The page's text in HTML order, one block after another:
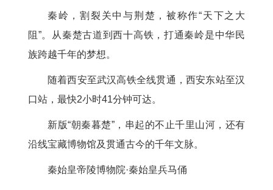
秦岭，割裂关中与荆楚，被称作“天下之大
阻”。从秦楚古道到西十高铁，打通秦岭是中华民
族跨越千年的梦想。
随着西安至武汉高铁全线贯通，西安东站至汉
口站，最快2小时41分钟可达。
新版“朝秦暮楚”，串起的不止千里山河，还有
沿线宝藏博物馆及贯通古今的千年文脉。
秦始皇帝陵博物院·秦始皇兵马俑